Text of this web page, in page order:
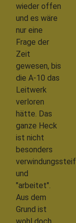
wieder offen
und es wäre
nur eine
Frage der
Zeit
gewesen, bis
die A-10 das
Leitwerk
verloren
hätte. Das
ganze Heck
ist nicht
besonders
verwindungssteif
und
"arbeitet".
Aus dem
Grund ist